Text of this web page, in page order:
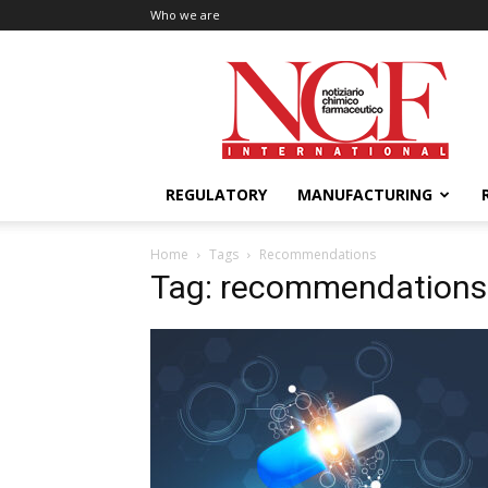
Who we are
NCF
International
REGULATORY MANUFACTURING
Home Tags Recommendations
Tag: recommendations